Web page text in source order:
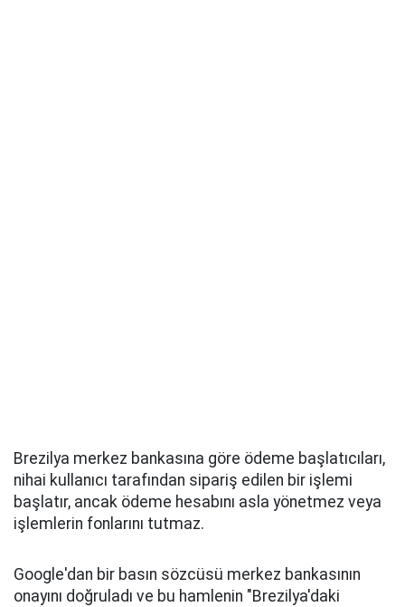
Brezilya merkez bankasına göre ödeme başlatıcıları,
nihai kullanıcı tarafından sipariş edilen bir işlemi
başlatır, ancak ödeme hesabını asla yönetmez veya
işlemlerin fonlarını tutmaz.
Google'dan bir basın sözcüsü merkez bankasının
onayını doğruladı ve bu hamlenin "Brezilya'daki